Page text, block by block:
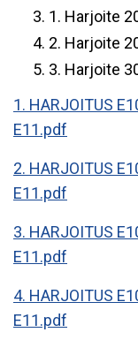
1. Harjoite
2. Harjoite
3. Harjoite
1. HARJOITUS
E11.pdf
2. HARJOITUS
E11.pdf
3. HARJOITUS
E11.pdf
4. HARJOITUS
E11.pdf